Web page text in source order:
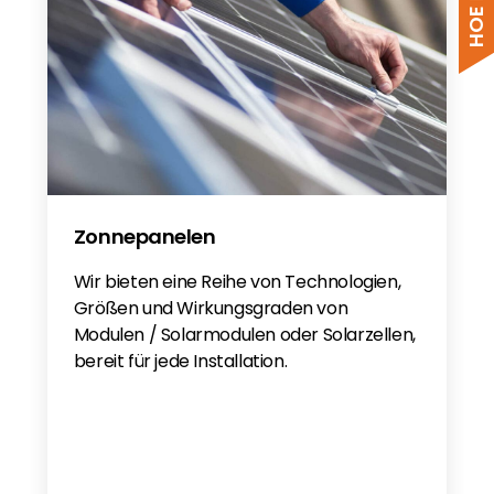
TOR Dyness DH200F EN
Dyness DH200F EN
Dyness DH200F EN
Dyness DH200F EN
LV Directive 2014/35 Dyness DH200F EN
IEC61000 Dyness DH200F EN
Zonnepanelen
Wir bieten eine Reihe von Technologien,
Größen und Wirkungsgraden von
Modulen / Solarmodulen oder Solarzellen,
bereit für jede Installation.